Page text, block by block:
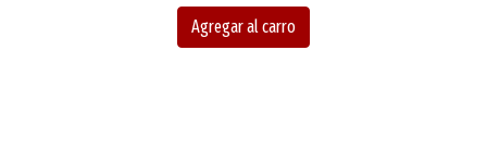
Agregar al carro